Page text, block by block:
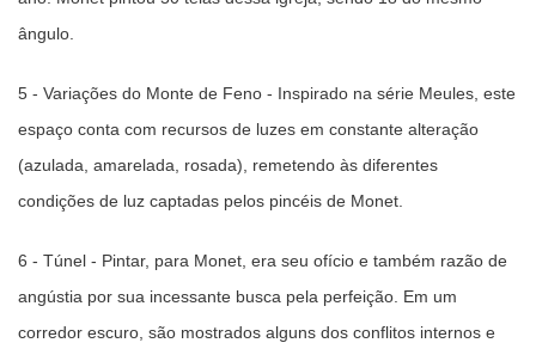
ângulo.
5 - Variações do Monte de Feno - Inspirado na série Meules, este
espaço conta com recursos de luzes em constante alteração
(azulada, amarelada, rosada), remetendo às diferentes
condições de luz captadas pelos pincéis de Monet.
6 - Túnel - Pintar, para Monet, era seu ofício e também razão de
angústia por sua incessante busca pela perfeição. Em um
corredor escuro, são mostrados alguns dos conflitos internos e